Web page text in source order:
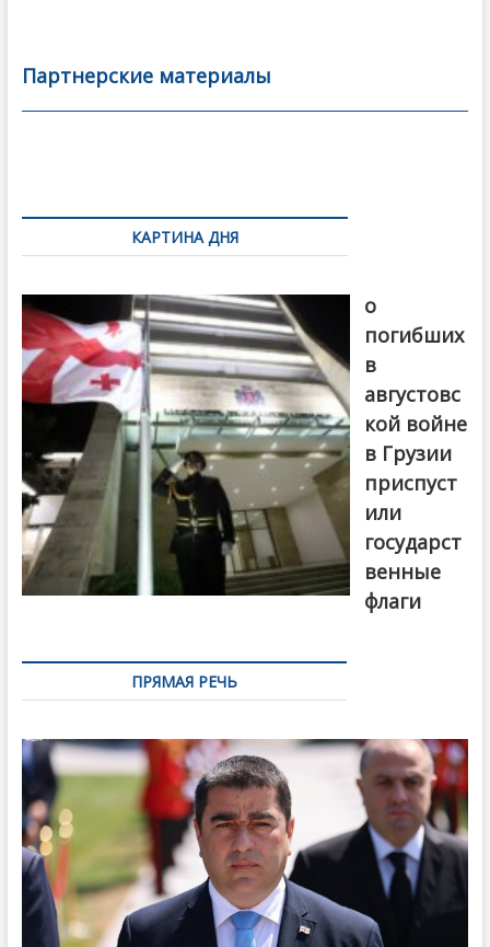
b
o
er l
а
в
Партнерские материалы
по
записямКАРТИНА ДНЯ
о
погибших
в
августовс
кой войне
в Грузии
приспуст
или
государст
венные
флаги
ПРЯМАЯ РЕЧЬ